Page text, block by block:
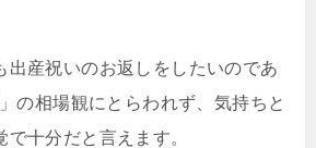
出産祝いのお返しをしたいのであ
の相場観にとらわれず、気持ちと
で十分だと言えます。